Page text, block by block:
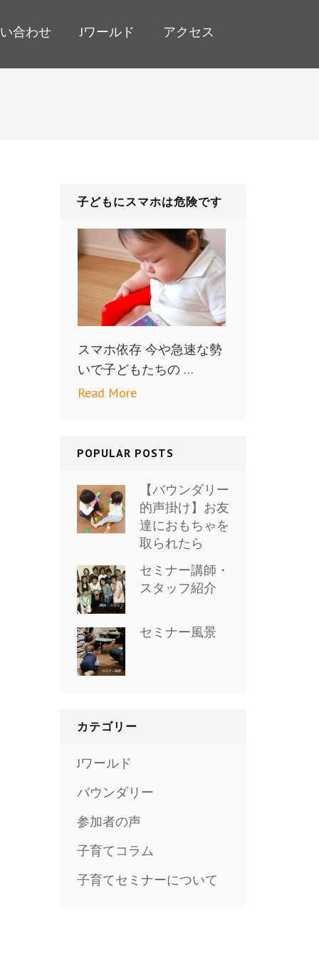
合わせ Jワールド アクセス
子どもにスマホは危険です
スマホ依存 今や急速な勢
いで子どもたちの …
Read More
POPULAR POSTS
【バウンダリー
的声掛け】お友
達におもちゃを
取られたら
セミナー講師・
スタッフ紹介
セミナー風景
カテゴリー
Jワールド
バウンダリー
参加者の声
子育てコラム
子育てセミナーについて